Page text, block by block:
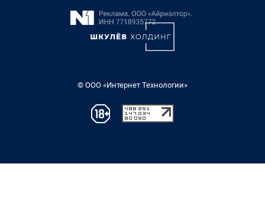
© ООО «Интернет Технологии»